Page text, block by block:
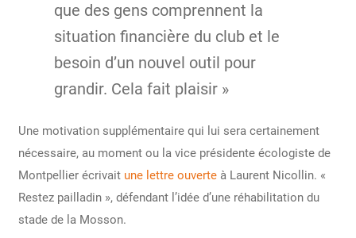
que des gens comprennent la
situation financière du club et le
besoin d’un nouvel outil pour
grandir. Cela fait plaisir »
Une motivation supplémentaire qui lui sera certainement
nécessaire, au moment ou la vice présidente écologiste de
Montpellier écrivait une lettre ouverteà Laurent Nicollin. «
Restez pailladin », défendant l’idée d’une réhabilitation du
stade de la Mosson.